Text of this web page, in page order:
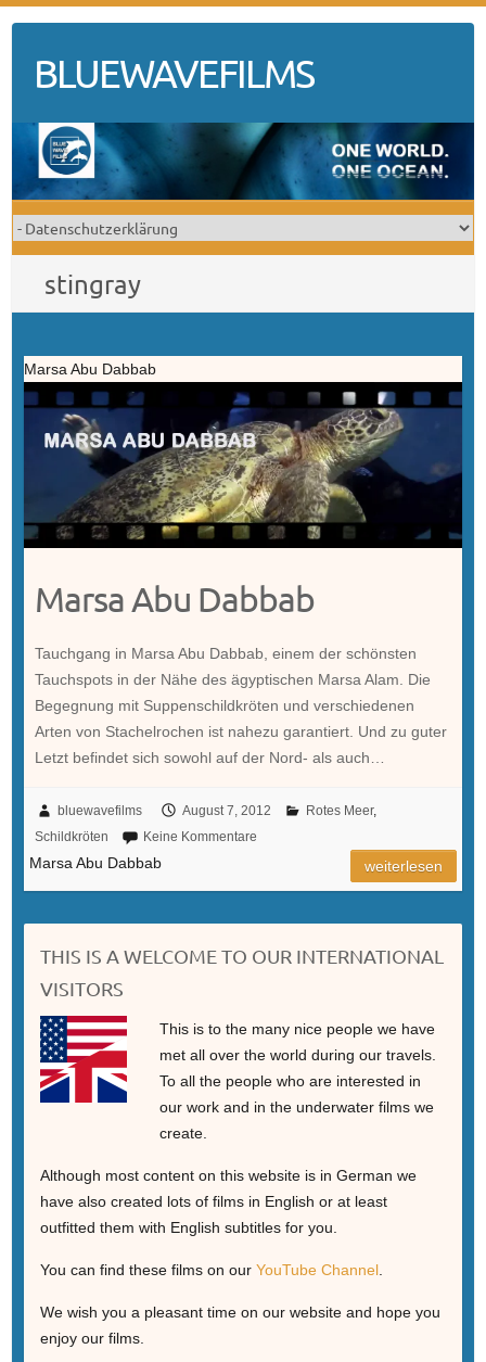
contentBLUEWAVEFILMS
stingray
Marsa Abu Dabbab
Marsa Abu Dabbab
Tauchgang in Marsa Abu Dabbab, einem der schönsten
Tauchspots in der Nähe des ägyptischen Marsa Alam. Die
Begegnung mit Suppenschildkröten und verschiedenen
Arten von Stachelrochen ist nahezu garantiert. Und zu guter
Letzt befindet sich sowohl auf der Nord- als auch…
bluewavefilms August 7, 2012 Rotes Meer,
Schildkröten
Keine Kommentare
Marsa Abu Dabbab weiterlesen
THIS IS A WELCOME TO OUR INTERNATIONAL
VISITORS
This is to the many nice people we have
met all over the world during our travels.
To all the people who are interested in
our work and in the underwater films we
create.
Although most content on this website is in German we
have also created lots of films in English or at least
outfitted them with English subtitles for you.
You can find these films on our YouTube Channel.
We wish you a pleasant time on our website and hope you
enjoy our films.